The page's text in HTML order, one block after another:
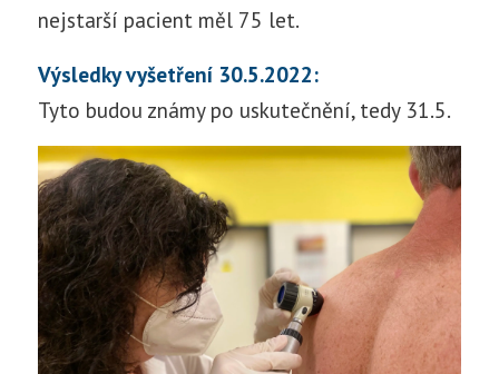
nejstarší pacient měl 75 let.
Výsledky vyšetření 30.5.2022:
Tyto budou známy po uskutečnění, tedy 31.5.